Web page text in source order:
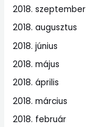
2018. szeptember
2018. augusztus
2018. június
2018. május
2018. április
2018. március
2018. február